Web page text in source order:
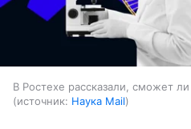
В Ростехе рассказали, сможет
источник: Наука Mail